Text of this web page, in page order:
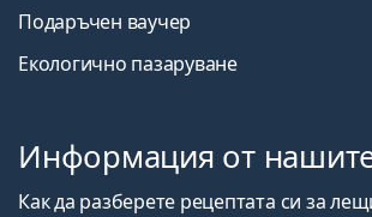
Подаръчен ваучер
Екологично пазаруване
Информация от
Как да разберете рецептата си за